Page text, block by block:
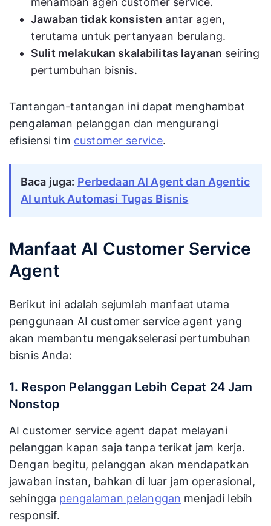
Jawaban tidak konsisten antar agen,
terutama untuk pertanyaan berulang.
Sulit melakukan skalabilitas layanan seiring
pertumbuhan bisnis.
Tantangan-tantangan ini dapat menghambat
pengalaman pelanggan dan mengurangi
efisiensi tim customer service.
Baca juga: Perbedaan AI Agent dan Agentic
AI untuk Automasi Tugas Bisnis
Manfaat AI Customer Service
Agent
Berikut ini adalah sejumlah manfaat utama
penggunaan AI customer service agent yang
akan membantu mengakselerasi pertumbuhan
bisnis Anda:
1. Respon Pelanggan Lebih Cepat 24 Jam
Nonstop
AI customer service agent dapat melayani
pelanggan kapan saja tanpa terikat jam kerja.
Dengan begitu, pelanggan akan mendapatkan
jawaban instan, bahkan di luar jam operasional,
sehingga pengalaman pelanggan menjadi lebih
responsif.